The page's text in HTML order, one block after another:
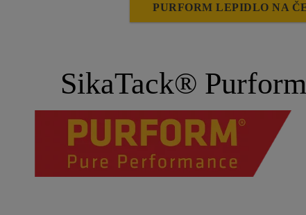
PURFORM LEPIDLO NA
SikaTack®